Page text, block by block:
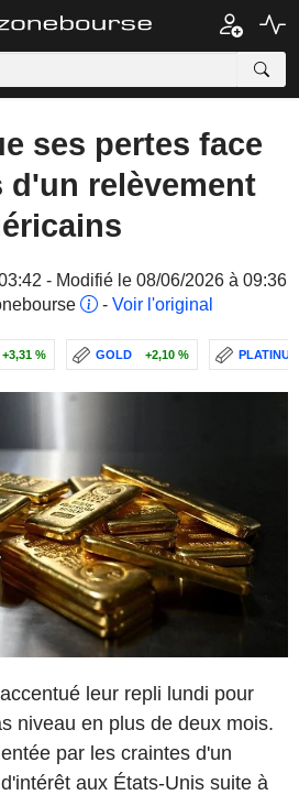
ses pertes face
d'un relèvement
- Modifié le 08/06/2026 à 09:36
- Voir l'original
+3,31 % GOLD +2,10 % PLATINUM
leur repli lundi pour
niveau en plus de deux mois.
par les craintes d'un
aux États-Unis suite à